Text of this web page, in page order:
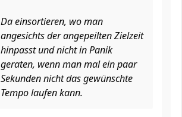
Da einsortieren, wo man
angesichts der angepeilten Zielzeit
hinpasst und nicht in Panik
geraten, wenn man mal ein paar
Sekunden nicht das gewünschte
Tempo laufen kann.